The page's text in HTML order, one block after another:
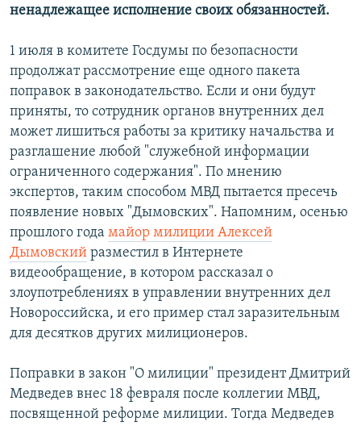
ненадлежащее исполнение своих обязанностей.
1 июля в комитете Госдумы по безопасности
продолжат рассмотрение еще одного пакета
поправок в законодательство. Если и они будут
приняты, то сотрудник органов внутренних дел
может лишиться работы за критику начальства и
разглашение любой "служебной информации
ограниченного содержания". По мнению
экспертов, таким способом МВД пытается пресечь
появление новых "Дымовских". Напомним, осенью
прошлого года майор милиции Алексей
Дымовский разместил в Интернете
видеообращение, в котором рассказал о
злоупотреблениях в управлении внутренних дел
Новороссийска, и его пример стал заразительным
для десятков других милиционеров.
Поправки в закон "О милиции" президент Дмитрий
Медведев внес 18 февраля после коллегии МВД,
посвященной реформе милиции. Тогда Медведев